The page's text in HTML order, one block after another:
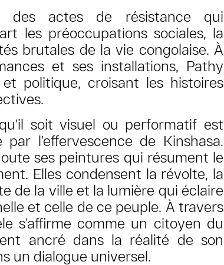
des actes de résistance qui
les préoccupations sociales, la
brutales de la vie congolaise. À
et ses installations, Pathy
politique, croisant les histoires
soit visuel ou performatif est
l’effervescence de Kinshasa.
ses peintures qui résument le
Elles condensent la révolte, la
de la ville et la lumière qui éclaire
et celle de ce peuple. À travers
s’affirme comme un citoyen du
ancré dans la réalité de son
un dialogue universel.